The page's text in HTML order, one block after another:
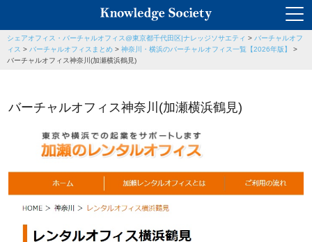
シェアオフィス・バーチャルオフィス@東京都千代田区|ナレッジソサエティ > バーチャルオフ
ィス > バーチャルオフィスまとめ > 神奈川・横浜のバーチャルオフィス一覧【2026年版】
>
バーチャルオフィス神奈川(加瀬横浜鶴見)
バーチャルオフィス神奈川(加瀬横浜鶴見)